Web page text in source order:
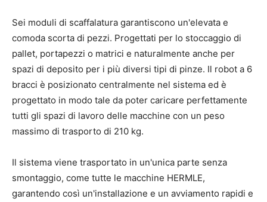
Sei moduli di scaffalatura garantiscono un'elevata e
comoda scorta di pezzi. Progettati per lo stoccaggio di
pallet, portapezzi o matrici e naturalmente anche per
spazi di deposito per i più diversi tipi di pinze. Il robot a 6
bracci è posizionato centralmente nel sistema ed è
progettato in modo tale da poter caricare perfettamente
tutti gli spazi di lavoro delle macchine con un peso
massimo di trasporto di 210 kg.
Il sistema viene trasportato in un'unica parte senza
smontaggio, come tutte le macchine HERMLE,
garantendo così un'installazione e un avviamento rapidi e